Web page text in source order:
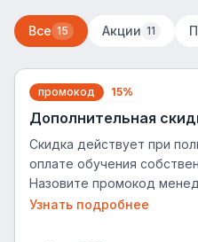
Все 15 Акции 11
промокод 15%
Дополнительная
Скидка действует при
оплате обучения
Назовите промокод
перед оплатой. (кроме
Узнать подробнее